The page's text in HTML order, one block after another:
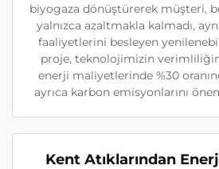
biyogaza dönüştürerek müşteri,
yalnızca azaltmakla kalmadı,
faaliyetlerini besleyen
proje, teknolojimizin
enerji maliyetlerinde %30
ayrıca karbon emisyonlarını
Kent Atıklarından